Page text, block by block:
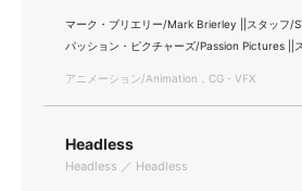
マーク・ブリエリー/Mark Brierley ||スタッフ/
パッション・ピクチャーズ/Passion Pictures ||
アニメーション/Animation，CG・VFX
Headless
Headless ／ Headless